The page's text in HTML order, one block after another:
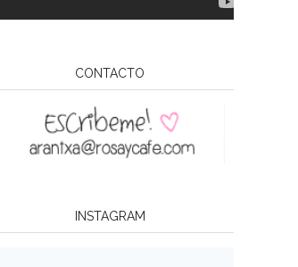
CONTACTO
INSTAGRAM